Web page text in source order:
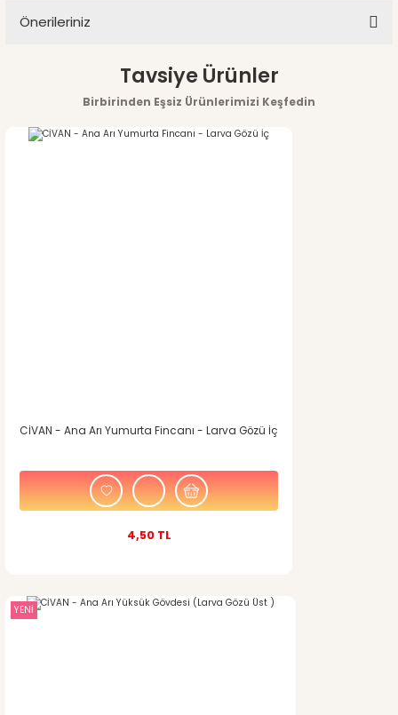
Önerileriniz
Bu ürünün fiyat bilgisi, resim, ürün açıklamalarında ve diğer
konularda yetersiz gördüğünüz noktaları öneri formunu
Tavsiye Ürünler
Birbirinden Eşsiz Ürünlerimizi Keşfedin
CİVAN - Ana Arı Yumurta Fincanı - Larva Gözü İç
4,50 TL
YENİ